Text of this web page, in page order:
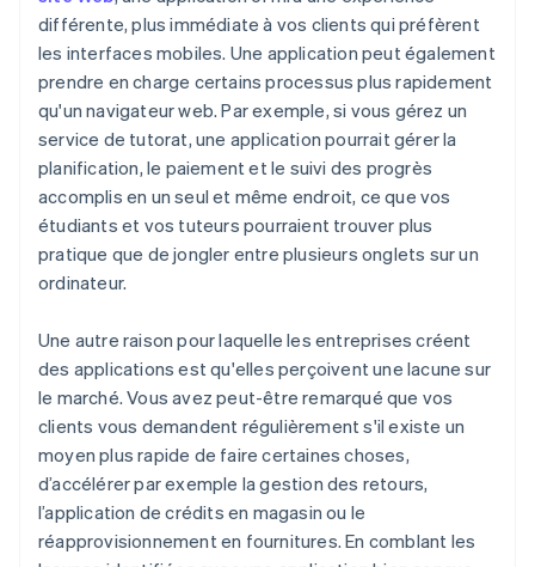
différente, plus immédiate à vos clients qui préfèrent
les interfaces mobiles. Une application peut également
prendre en charge certains processus plus rapidement
qu'un navigateur web. Par exemple, si vous gérez un
service de tutorat, une application pourrait gérer la
planification, le paiement et le suivi des progrès
accomplis en un seul et même endroit, ce que vos
étudiants et vos tuteurs pourraient trouver plus
pratique que de jongler entre plusieurs onglets sur un
ordinateur.
Une autre raison pour laquelle les entreprises créent
des applications est qu'elles perçoivent une lacune sur
le marché. Vous avez peut-être remarqué que vos
clients vous demandent régulièrement s'il existe un
moyen plus rapide de faire certaines choses,
d’accélérer par exemple la gestion des retours,
l’application de crédits en magasin ou le
réapprovisionnement en fournitures. En comblant les